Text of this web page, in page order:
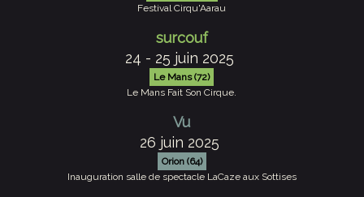
Festival Cirqu'Aarau
surcouf
24 - 25 juin 2025
Le Mans (72)
Le Mans Fait Son Cirque.
Vu
26 juin 2025
Orion (64)
Inauguration salle de spectacle LaCaze aux Sottises